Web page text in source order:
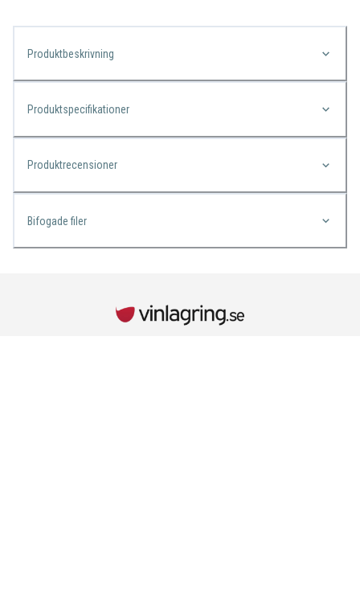
Produktbeskrivning
Produktspecifikationer
Produktrecensioner
Bifogade filer